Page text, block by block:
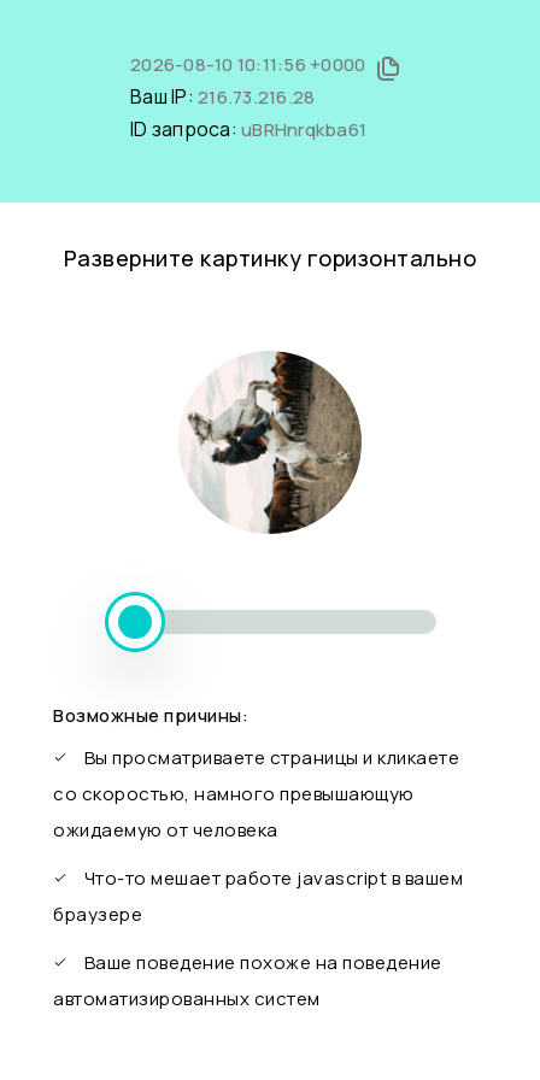
2026-08-10 10:11:56 +0000
Ваш IP: 216.73.216.28
ID запроса: uBRHnrqkba61
Разверните картинку горизонтально
Возможные причины:
Вы просматриваете страницы и кликаете
со скоростью, намного превышающую
ожидаемую от человека
Что-то мешает работе javascript в вашем
браузере
Ваше поведение похоже на поведение
автоматизированных систем